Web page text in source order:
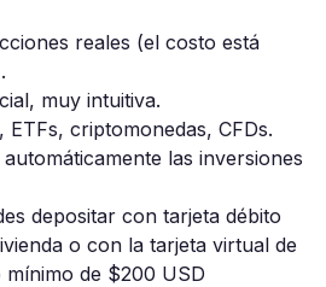
reales (el costo está
muy intuitiva.
ETFs, criptomonedas, CFDs.
automáticamente las inversiones
depositar con tarjeta débito
o con la tarjeta virtual de
mínimo de $200 USD